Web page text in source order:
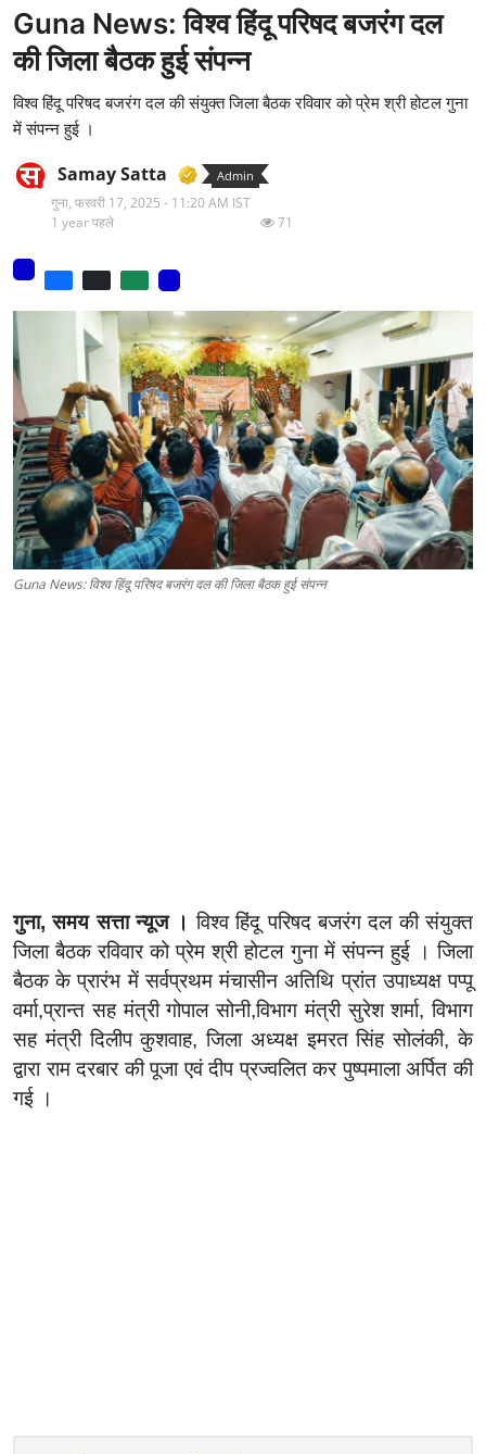
मनोरंजन
वीडियो
लाइफ स्टाइल
धर्म
नौकरी
मेरा लेख - एक नई पहचान
टेक
टिप्पणी - एक नया लेख
हिन्दी
Guna News: विश्व हिंदू परिषद बजरंग दल
की जिला बैठक हुई संपन्न
विश्व हिंदू परिषद बजरंग दल की संयुक्त जिला बैठक रविवार को प्रेम श्री होटल गुना
में संपन्न हुई ।
Samay Satta Admin
गुना, फरवरी 17, 2025 - 11:20 AM IST
1 year पहले
71
Guna News: विश्व हिंदू परिषद बजरंग दल की जिला बैठक हुई संपन्न
गुना, समय सत्ता न्यूज ।विश्व हिंदू परिषद बजरंग दल की संयुक्त
जिला बैठक रविवार को प्रेम श्री होटल गुना में संपन्न हुई । जिला
बैठक के प्रारंभ में सर्वप्रथम मंचासीन अतिथि प्रांत उपाध्यक्ष पप्पू
वर्मा,प्रान्त सह मंत्री गोपाल सोनी,विभाग मंत्री सुरेश शर्मा, विभाग
सह मंत्री दिलीप कुशवाह, जिला अध्यक्ष इमरत सिंह सोलंकी, के
द्वारा राम दरबार की पूजा एवं दीप प्रज्वलित कर पुष्पमाला अर्पित की
गई ।